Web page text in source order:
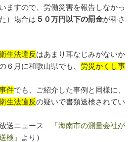
ますので、労働災害を報告しなかっ
）場合は ５０万円以下の罰金が科さ
生法違反はあまり耳なじみがないか
６月に和歌山県でも、労災かくし事
件でも、ご紹介した事例と同様に、
生法違反の疑いで書類送検されてい
送ニュース
「海南市の測量会社が
検」
より）